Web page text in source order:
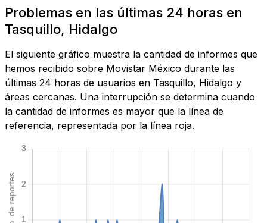
Problemas en las últimas 24 horas en
Tasquillo, Hidalgo
El siguiente gráfico muestra la cantidad de informes que
hemos recibido sobre Movistar México durante las
últimas 24 horas de usuarios en Tasquillo, Hidalgo y
áreas cercanas. Una interrupción se determina cuando
la cantidad de informes es mayor que la línea de
referencia, representada por la línea roja.